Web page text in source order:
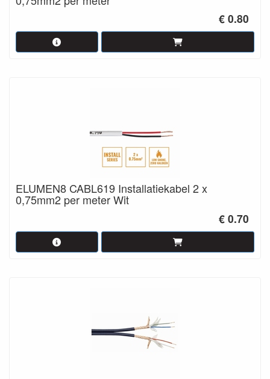
€ 0.80
ELUMEN8 CABL619 Installatiekabel 2 x
0,75mm2 per meter Wit
€ 0.70